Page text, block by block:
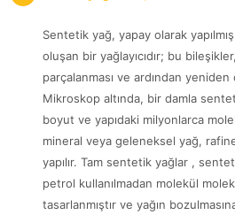
Sentetik yağ, yapay olarak
oluşan bir yağlayıcıdır; bu
parçalanması ve ardından yeniden
Mikroskop altında, bir damla
boyut ve yapıdaki milyonlarca
mineral veya geleneksel yağ,
yapılır. Tam sentetik yağlar ,
petrol kullanılmadan molekül
tasarlanmıştır ve yağın